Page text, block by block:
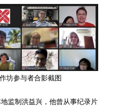
坊参与者合影截图
监制洪益兴，他曾从事纪录片